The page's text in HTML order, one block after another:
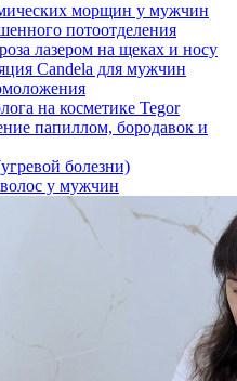
морщин у мужчин
потоотделения
лазером на щеках и носу
Candela для мужчин
на косметике Tegor
папиллом, бородавок и
болезни)
у мужчин